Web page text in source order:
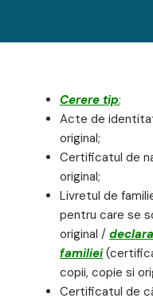
Cerere tip;
Acte de
original;
Certificatul de
original;
Livretul de
pentru care se
original /
familiei
copii, copie si
Certificatul de